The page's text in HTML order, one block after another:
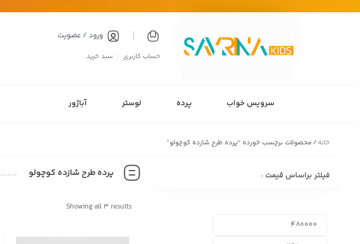
ورود / عضویت
حساب کاربری سبد خرید
سرویس خواب پرده لوستر آباژور
خانه/ محصولات برچسب خورده “پرده طرح شازده کوچولو”
پرده طرح شازده کوچولو
Showing all 3 results
فیلتر براساس قیمت :